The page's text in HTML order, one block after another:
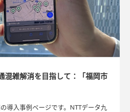
混雑解消を目指して：「福岡市
導入事例ページです。NTTデータ九